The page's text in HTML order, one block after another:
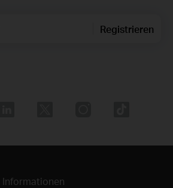
Registrieren
Informationen